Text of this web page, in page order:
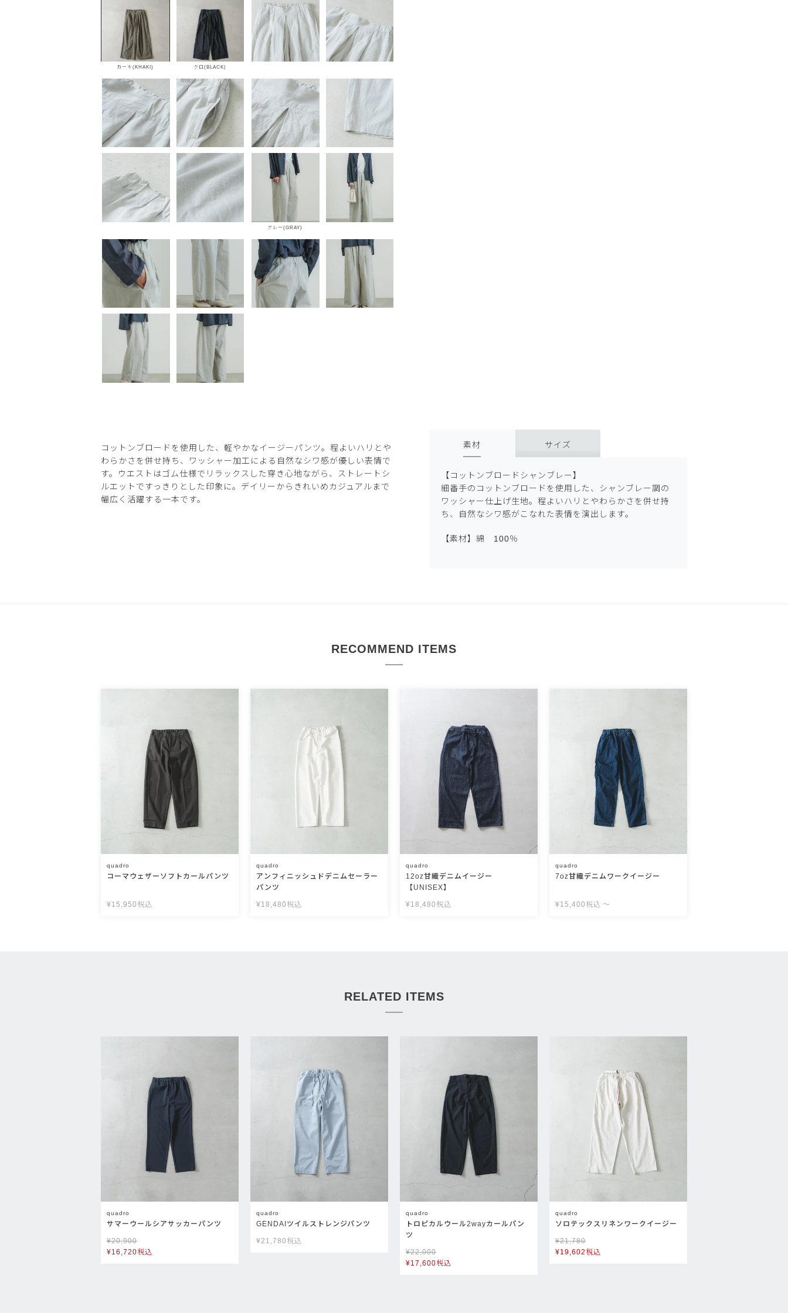
カーキ(KHAKI) クロ(BLACK)
グレー(GRAY)
コットンブロードを使用した、軽やかなイージーパンツ。程よいハリとや
わらかさを併せ持ち、ワッシャー加工による自然なシワ感が優しい表情で
す。ウエストはゴム仕様でリラックスした穿き心地ながら、ストレートシ
ルエットですっきりとした印象に。デイリーからきれいめカジュアルまで
幅広く活躍する一本です。
素材 サイズ
【コットンブロードシャンブレー】
細番手のコットンブロードを使用した、シャンブレー調の
ワッシャー仕上げ生地。程よいハリとやわらかさを併せ持
ち、自然なシワ感がこなれた表情を演出します。
【素材】綿 100％
RECOMMEND ITEMS
quadro
コーマウェザーソフトカールパンツ
¥15,950 税込
quadro
アンフィニッシュドデニムセーラー
パンツ
¥18,480 税込
quadro
12oz甘織デニムイージー
【UNISEX】
¥18,480 税込
quadro
7oz甘織デニムワークイージー
¥15,400 税込 〜
RELATED ITEMS
quadro
サマーウールシアサッカーパンツ
¥20,900
¥16,720税込
quadro
GENDAIツイルストレンジパンツ
¥21,780 税込
quadro
トロピカルウール2wayカールパン
ツ
¥22,000
¥17,600税込
quadro
ソロテックスリネンワークイージー
¥21,780
¥19,602税込